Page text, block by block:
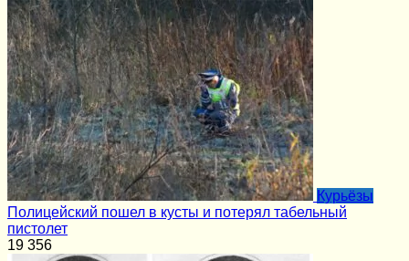
Курьёзы
Полицейский пошел в кусты и потерял табельный
пистолет
19 356